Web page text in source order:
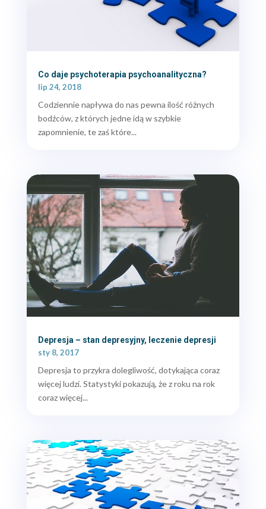
Co daje psychoterapia psychoanalityczna?
lip 24, 2018
Codziennie napływa do nas pewna ilość różnych
bodźców, z których jedne idą w szybkie
zapomnienie, te zaś które...
Depresja – stan depresyjny, leczenie depresji
sty 8, 2017
Depresja to przykra dolegliwość, dotykająca coraz
więcej ludzi. Statystyki pokazują, że z roku na rok
coraz więcej...